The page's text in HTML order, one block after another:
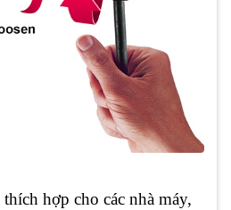
thích hợp cho các nhà máy,